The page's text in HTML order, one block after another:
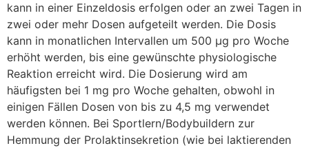
kann in einer Einzeldosis erfolgen oder an zwei Tagen in
zwei oder mehr Dosen aufgeteilt werden. Die Dosis
kann in monatlichen Intervallen um 500 µg pro Woche
erhöht werden, bis eine gewünschte physiologische
Reaktion erreicht wird. Die Dosierung wird am
häufigsten bei 1 mg pro Woche gehalten, obwohl in
einigen Fällen Dosen von bis zu 4,5 mg verwendet
werden können. Bei Sportlern/Bodybuildern zur
Hemmung der Prolaktinsekretion (wie bei laktierenden